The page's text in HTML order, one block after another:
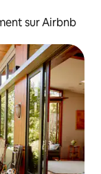
sur Airbnb